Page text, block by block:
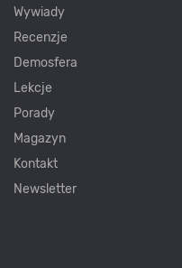
Wywiady
Recenzje
Demosfera
Lekcje
Porady
Magazyn
Kontakt
Newsletter